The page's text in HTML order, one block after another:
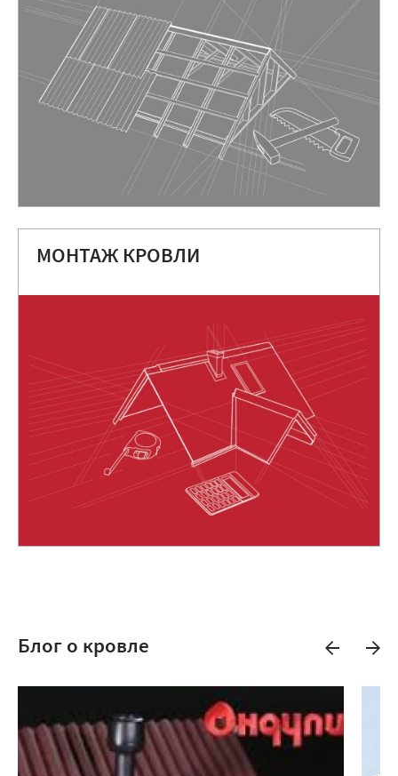
МОНТАЖ КРОВЛИ
Блог о кровле